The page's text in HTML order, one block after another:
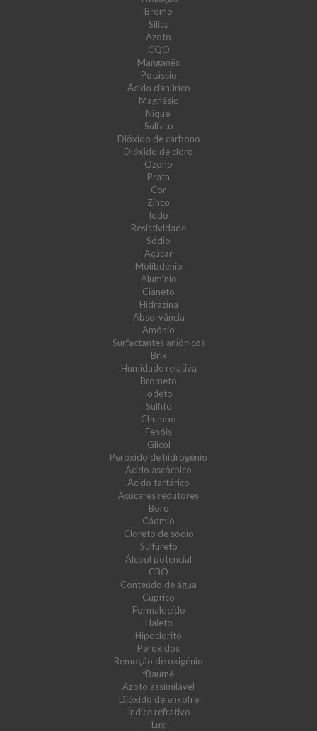
Bromo
Sílica
Azoto
CQO
Manganês
Potássio
Ácido cianúrico
Magnésio
Níquel
Sulfato
Dióxido de carbono
Dióxido de cloro
Ozono
Prata
Cor
Zinco
Iodo
Resistividade
Sódio
Açúcar
Molibdénio
Alumínio
Cianeto
Hidrazina
Absorvância
Amónio
Surfactantes aniónicos
Brix
Humidade relativa
Brometo
Iodeto
Sulfito
Chumbo
Fenóis
Glicol
Peróxido de hidrogénio
Ácido ascórbico
Ácido tartárico
Açúcares redutores
Boro
Cádmio
Cloreto de sódio
Sulfureto
Álcool potencial
CBO
Conteúdo de água
Cúprico
Formaldeído
Haleto
Hipoclorito
Peróxidos
Remoção de oxigénio
ºBaumé
Azoto assimilável
Dióxido de enxofre
Índice refrativo
Lux